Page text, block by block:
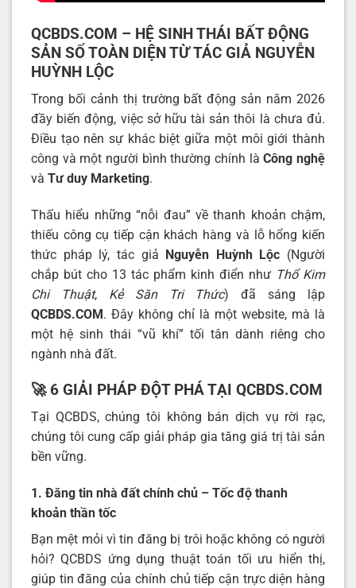
QCBDS.COM – HỆ SINH THÁI BẤT ĐỘNG
SẢN SỐ TOÀN DIỆN TỪ TÁC GIẢ NGUYỄN
HUỲNH LỘC
Trong bối cảnh thị trường bất động sản năm 2026
đầy biến động, việc sở hữu tài sản thôi là chưa đủ.
Điều tạo nên sự khác biệt giữa một môi giới thành
công và một người bình thường chính làCông nghệ
và Tư duy Marketing.
Thấu hiểu những “nỗi đau” về thanh khoản chậm,
thiếu công cụ tiếp cận khách hàng và lỗ hổng kiến
thức pháp lý, tác giả Nguyễn Huỳnh Lộc (Người
chắp bút cho 13 tác phẩm kinh điển như Thổ Kim
Chi Thuật, Kẻ Săn Tri Thức) đã sáng lập
QCBDS.COM. Đây không chỉ là một website, mà là
một hệ sinh thái “vũ khí” tối tân dành riêng cho
ngành nhà đất.
🚀 6 GIẢI PHÁP ĐỘT PHÁ TẠI QCBDS.COM
Tại QCBDS, chúng tôi không bán dịch vụ rời rạc,
chúng tôi cung cấp giải pháp gia tăng giá trị tài sản
bền vững.
1. Đăng tin nhà đất chính chủ – Tốc độ thanh
khoản thần tốc
Bạn mệt mỏi vì tin đăng bị trôi hoặc không có người
hỏi? QCBDS ứng dụng thuật toán tối ưu hiển thị,
giúp tin đăng của chính chủ tiếp cận trực diện hàng